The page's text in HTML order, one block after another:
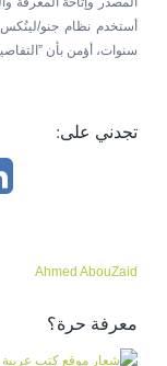
أستخدم نظام جنو/
سنوات، أؤمن بأن
تجدني على:
Ahmed AbouZaid
معرفة حرة؟